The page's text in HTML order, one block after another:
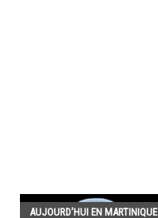
AUJOURD'HUI EN MARTINIQUE